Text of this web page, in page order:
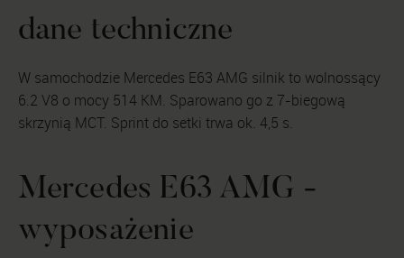
dane techniczne
W samochodzie Mercedes E63 AMG silnik to wolnossący
6.2 V8 o mocy 514 KM. Sparowano go z 7-biegową
skrzynią MCT. Sprint do setki trwa ok. 4,5 s.
Mercedes E63 AMG -
wyposażenie